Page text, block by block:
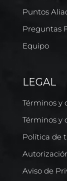
Puntos
Preguntas
Equipo
LEGAL
Términos y
Términos y
Política de
Aviso de